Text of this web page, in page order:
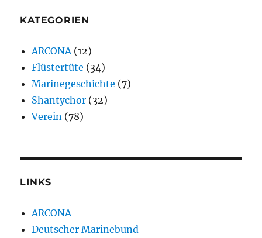
KATEGORIEN
ARCONA(12)
Flüstertüte (34)
Marinegeschichte (7)
Shantychor (32)
Verein (78)
LINKS
ARCONA
Deutscher Marinebund